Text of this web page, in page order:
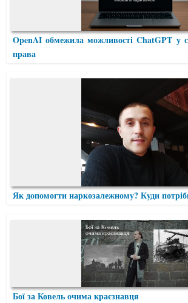
OpenAI обмежила можливості ChatGPT у
права
Як допомогти наркозалежному? Куди
Бої за Ковель очима краєзнавця